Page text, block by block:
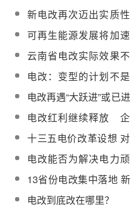
革起步
新电改再次迈出实质性
步伐 降价潮或将席卷全
国
可再生能源发展将加速
电力结构转变
云南省电改实际效果不
佳 发电权结构并无根本
改变
电改：变型的计划不是
市场
电改再遇“大跃进”或已进
入全面实施阶段
电改红利继续释放 企
业如何抓住机遇
十三五电价改革设想 对
发电侧影响几许？
电改能否为解决电力顽
疾探路？
13省份电改集中落地 新
能源消纳仍待破局
电改到底改在哪里？